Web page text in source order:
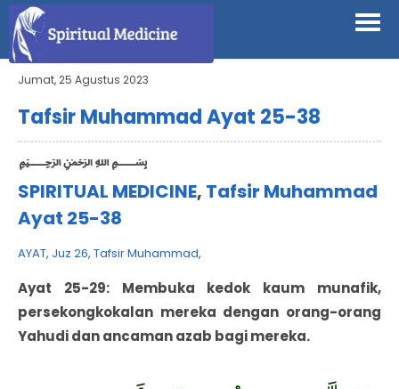
Jumat, 25 Agustus 2023
Tafsir Muhammad Ayat 25-38
﷽
SPIRITUAL MEDICINE, Tafsir Muhammad
Ayat 25-38
AYAT, Juz 26, Tafsir Muhammad,
Ayat 25-29: Membuka kedok kaum munafik,
persekongkokalan mereka dengan orang-orang
Yahudi dan ancaman azab bagi mereka.